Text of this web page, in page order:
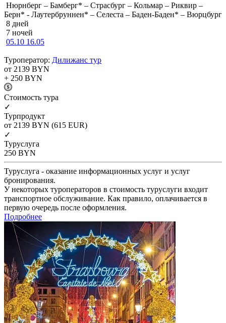
Нюрнберг – Бамберг* – Страсбург – Кольмар – Риквир –
Берн* - Лаутербруннен* – Селеста – Баден-Баден* – Вюрцбург
8 дней
7 ночей
05.10 16.05
Туроператор: Дилижанс тур
от 2139 BYN
+ 250 BYN
Cтоимость тура
✓
Турпродукт
от 2139 BYN (615 EUR)
✓
Туруслуга
250 BYN
Туруслуга - оказание информационных услуг и услуг
бронирования.
У некоторых туроператоров в стоимость туруслуги входит
транспортное обслуживание. Как правило, оплачивается в
первую очередь после оформления.
Подробнее